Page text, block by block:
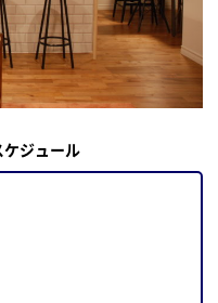
ジュール